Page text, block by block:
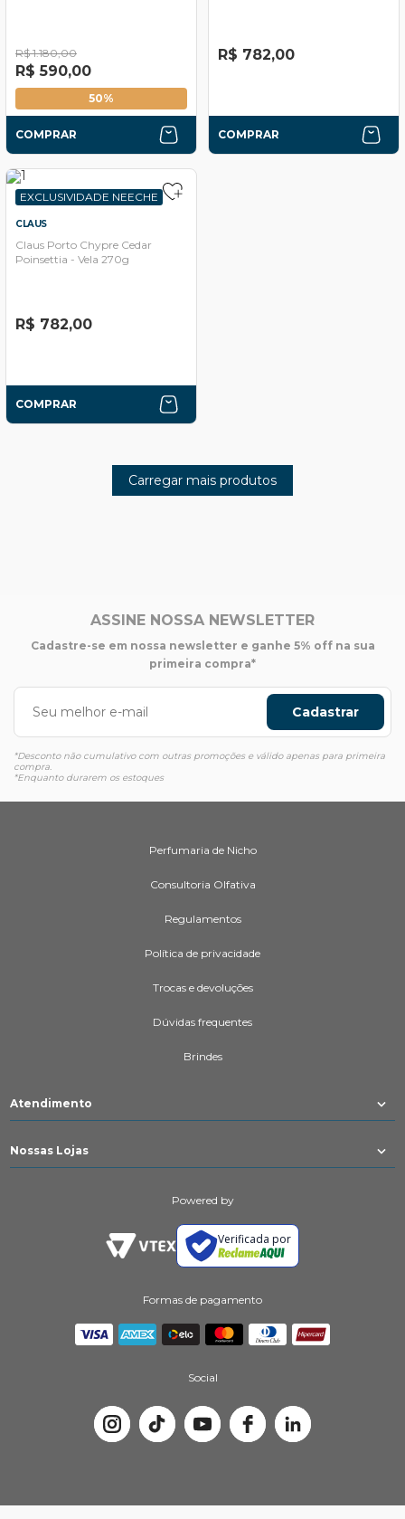
R$ 1.180,00
R$ 590,00
50%
COMPRAR
R$ 782,00
COMPRAR
EXCLUSIVIDADE NEECHE
CLAUS
Claus Porto Chypre Cedar
Poinsettia - Vela 270g
R$ 782,00
COMPRAR
Carregar mais produtos
ASSINE NOSSA NEWSLETTER
Cadastre-se em nossa newsletter e ganhe 5% off na sua
primeira compra*
Cadastrar
*Desconto não cumulativo com outras promoções e válido apenas para primeira
compra.
*Enquanto durarem os estoques
Perfumaria de Nicho
Consultoria Olfativa
Regulamentos
Política de privacidade
Trocas e devoluções
Dúvidas frequentes
Brindes
Atendimento
Nossas Lojas
Powered by
Verificada por
Formas de pagamento
Social